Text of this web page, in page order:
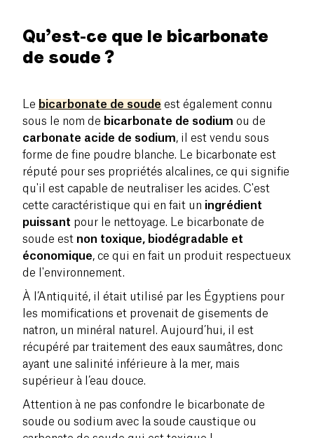
Qu’est-ce que le bicarbonate
de soude ?
Le bicarbonate de soude est également connu
sous le nom de bicarbonate de sodium ou de
carbonate acide de sodium, il est vendu sous
forme de fine poudre blanche. Le bicarbonate est
réputé pour ses propriétés alcalines, ce qui signifie
qu'il est capable de neutraliser les acides. C'est
cette caractéristique qui en fait un ingrédient
puissant pour le nettoyage. Le bicarbonate de
soude est non toxique, biodégradable et
économique, ce qui en fait un produit respectueux
de l'environnement.
À l’Antiquité, il était utilisé par les Égyptiens pour
les momifications et provenait de gisements de
natron, un minéral naturel. Aujourd’hui, il est
récupéré par traitement des eaux saumâtres, donc
ayant une salinité inférieure à la mer, mais
supérieur à l’eau douce.
Attention à ne pas confondre le bicarbonate de
soude ou sodium avec la soude caustique ou